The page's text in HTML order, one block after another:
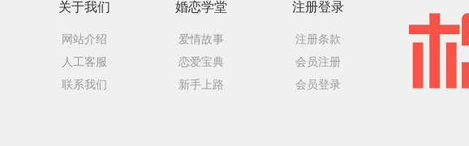
关于我们
网站介绍
人工客服
联系我们
婚恋学堂
爱情故事
恋爱宝典
新手上路
注册登录
注册条款
会员注册
会员登录